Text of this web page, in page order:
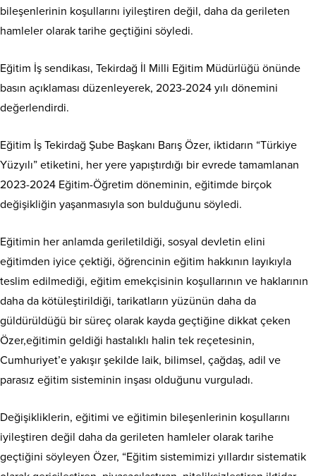
bileşenlerinin koşullarını iyileştiren değil, daha da gerileten
hamleler olarak tarihe geçtiğini söyledi.
Eğitim İş sendikası, Tekirdağ İl Milli Eğitim Müdürlüğü önünde
basın açıklaması düzenleyerek, 2023-2024 yılı dönemini
değerlendirdi.
Eğitim İş Tekirdağ Şube Başkanı Barış Özer, iktidarın “Türkiye
Yüzyılı” etiketini, her yere yapıştırdığı bir evrede tamamlanan
2023-2024 Eğitim-Öğretim döneminin, eğitimde birçok
değişikliğin yaşanmasıyla son bulduğunu söyledi.
Eğitimin her anlamda geriletildiği, sosyal devletin elini
eğitimden iyice çektiği, öğrencinin eğitim hakkının layıkıyla
teslim edilmediği, eğitim emekçisinin koşullarının ve haklarının
daha da kötüleştirildiği, tarikatların yüzünün daha da
güldürüldüğü bir süreç olarak kayda geçtiğine dikkat çeken
Özer,eğitimin geldiği hastalıklı halin tek reçetesinin,
Cumhuriyet’e yakışır şekilde laik, bilimsel, çağdaş, adil ve
parasız eğitim sisteminin inşası olduğunu vurguladı.
Değişikliklerin, eğitimi ve eğitimin bileşenlerinin koşullarını
iyileştiren değil daha da gerileten hamleler olarak tarihe
geçtiğini söyleyen Özer, “Eğitim sistemimizi yıllardır sistematik